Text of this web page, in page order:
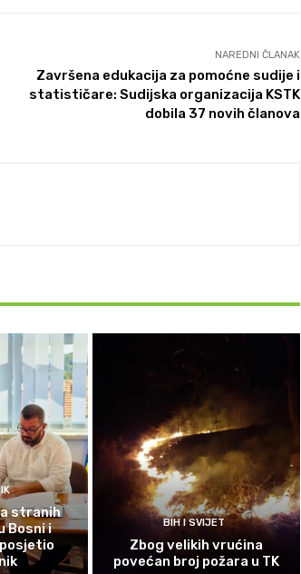
NAREDNI ČLANAK
Završena edukacija za pomoćne sudije i
statističare: Sudijska organizacija KSTK
dobila 37 novih članova
stranih
Bosni i
BIH I SVIJET
Zbog velikih vrućina
povećan broj požara u TK